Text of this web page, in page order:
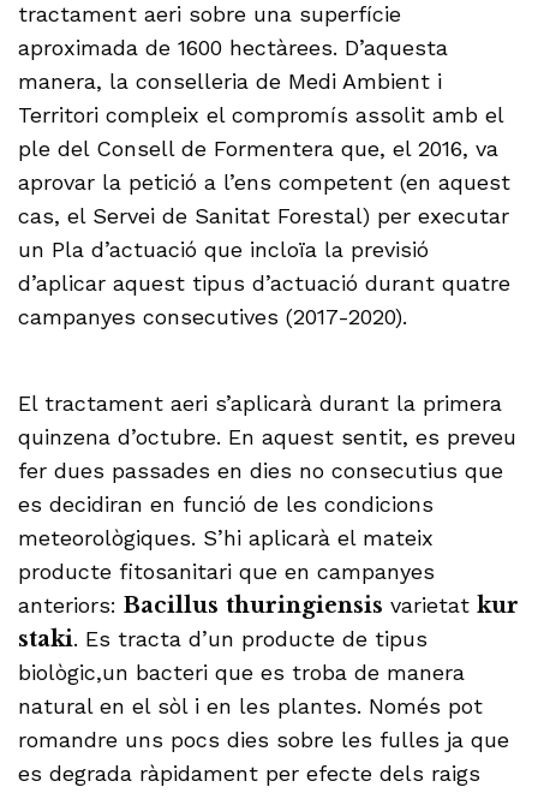
tractament aeri sobre una superfície
aproximada de 1600 hectàrees. D’aquesta
manera, la conselleria de Medi Ambient i
Territori compleix el compromís assolit amb el
ple del Consell de Formentera que, el 2016, va
aprovar la petició a l’ens competent (en aquest
cas, el Servei de Sanitat Forestal) per executar
un Pla d’actuació que incloïa la previsió
d’aplicar aquest tipus d’actuació durant quatre
campanyes consecutives (2017-2020).
El tractament aeri s’aplicarà durant la primera
quinzena d’octubre. En aquest sentit, es preveu
fer dues passades en dies no consecutius que
es decidiran en funció de les condicions
meteorològiques. S’hi aplicarà el mateix
producte fitosanitari que en campanyes
anteriors:Bacillus thuringiensis varietatkur
staki. Es tracta d’un producte de tipus
biològic,un bacteri que es troba de manera
natural en el sòl i en les plantes. Només pot
romandre uns pocs dies sobre les fulles ja que
es degrada ràpidament per efecte dels raigs